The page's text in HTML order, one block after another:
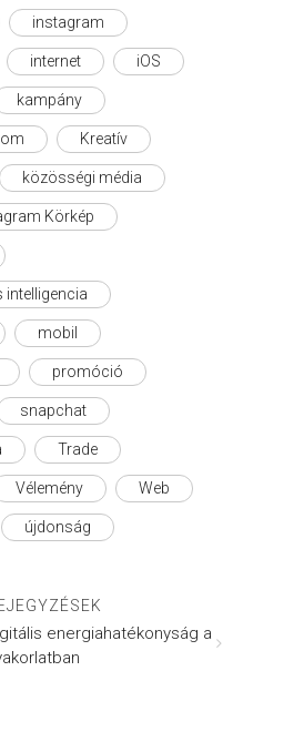
instagram
internet iOS
kampány
Kreatív
közösségi média
Körkép
intelligencia
mobil
promóció
snapchat
Trade
Vélemény Web
újdonság
energiahatékonyság a